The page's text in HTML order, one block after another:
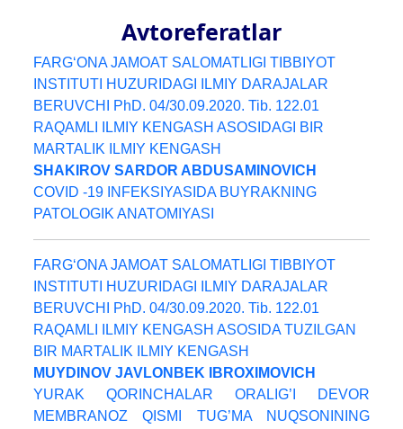
Avtoreferatlar
FARG‘ONA JAMOAT SALOMATLIGI TIBBIYOT
INSTITUTI HUZURIDAGI ILMIY DARAJALAR
BERUVCHI PhD. 04/30.09.2020. Tib. 122.01
RAQAMLI ILMIY KENGASH ASOSIDAGI BIR
MARTALIK ILMIY KENGASH
SHAKIROV SARDOR ABDUSAMINOVICH
COVID -19 INFEKSIYASIDA BUYRAKNING
PATOLOGIK ANATOMIYASI
FARG‘ONA JAMOAT SALOMATLIGI TIBBIYOT
INSTITUTI HUZURIDAGI ILMIY DARAJALAR
BERUVCHI PhD. 04/30.09.2020. Tib. 122.01
RAQAMLI ILMIY KENGASH ASOSIDA TUZILGAN
BIR MARTALIK ILMIY KENGASH
MUYDINOV JAVLONBEK IBROXIMOVICH
YURAK QORINCHALAR ORALIG’I DEVOR
MEMBRANOZ QISMI TUG’MA NUQSONINING